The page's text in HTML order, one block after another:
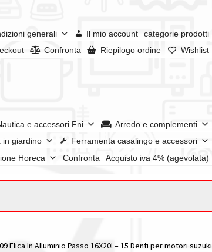
generali Il mio account
categorie prodotti
Confronta Riepilogo ordine Wishlist
e accessori Fni
Arredo e complementi
in giardino
Ferramenta casalingo e accessori
Horeca Confronta Acquisto iva 4% (agevolata)
I nostri negoziRiepilogo ordine
CheckoutIl mio account
Elica In Alluminio Passo 16X20l – 15 Denti per motori suzuki